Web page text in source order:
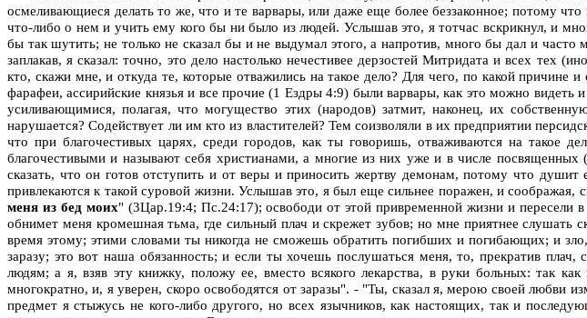
осмеливающиеся делать то же, что и те варвары, или даже еще более беззаконное; потому
что-либо о нем и учить ему кого бы ни было из людей. Услышав это, я тотчас вскрикнул, и
бы так шутить; не только не сказал бы и не выдумал этого, а напротив, много бы дал и
заплакав, я сказал: точно, это дело настолько нечестивее дерзостей Митридата и всех тех
кто, скажи мне, и откуда те, которые отважились на такое дело? Для чего, по какой
фарафеи, ассирийские князья и все прочие (1 Ездры 4:9) были варвары, как это можно
усиливающимися, полагая, что могущество этих (народов) затмит, наконец, их
нарушается? Содействует ли им кто из властителей? Тем соизволяли в их предприятии
что при благочестивых царях, среди городов, как ты говоришь, отваживаются на такое
благочестивыми и называют себя христианами, а многие из них уже и в числе
сказать, что он готов отступить и от веры и приносить жертву демонам, потому что
привлекаются к такой суровой жизни. Услышав это, я был еще сильнее поражен, и соображая,
меня из бед моих" (3Цар.19:4; Пс.24:17); освободи от этой привременной жизни и пересели
обнимет меня кромешная тьма, где сильный плач и скрежет зубов; но мне приятнее слушать
время этому; этими словами ты никогда не сможешь обратить погибших и погибающих; и
заразу; это вот наша обязанность; и если ты хочешь послушаться меня, то, прекратив
людям; а я, взяв эту книжку, положу ее, вместо всякого лекарства, в руки больных: так
многократно, и, я уверен, скоро освободятся от заразы". - "Ты, сказал я, мерою своей любви
предмет я стыжусь не кого-либо другого, но всех язычников, как настоящих, так и